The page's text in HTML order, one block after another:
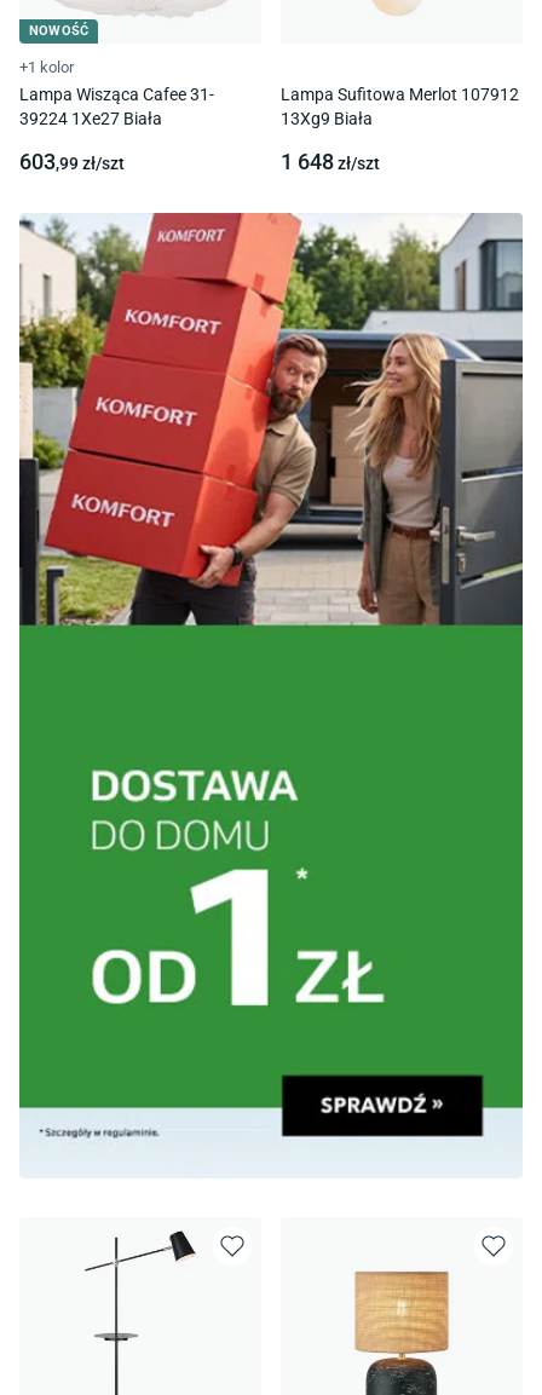
NOWOŚĆ
+1 kolor
Lampa Wisząca Cafee 31-
39224 1Xe27 Biała
603,99zł/szt
Lampa Sufitowa Merlot 107912
13Xg9 Biała
1 648zł/szt